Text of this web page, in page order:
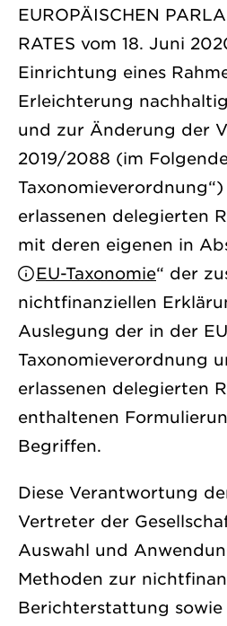
EUROPÄISCHEN
RATES vom 18. Juni
Einrichtung eines
Erleichterung
und zur Änderung der
2019/2088 (im
erlassenen delegierten
mit deren eigenen in
EU-Taxonomie“ der
nichtfinanziellen
Auslegung der in der
Taxonomieverordnung
erlassenen delegierten
enthaltenen
Begriffen.
Diese Verantwortung
Vertreter der
Auswahl und
Methoden zur
Berichterstattung sowie